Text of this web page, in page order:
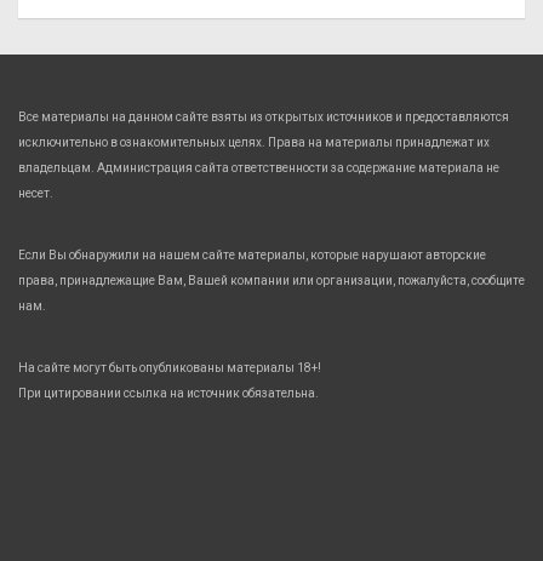
Все материалы на данном сайте взяты из открытых источников и предоставляются
исключительно в ознакомительных целях. Права на материалы принадлежат их
владельцам. Администрация сайта ответственности за содержание материала не
несет.
Если Вы обнаружили на нашем сайте материалы, которые нарушают авторские
права, принадлежащие Вам, Вашей компании или организации, пожалуйста, сообщите
нам.
На сайте могут быть опубликованы материалы 18+!
При цитировании ссылка на источник обязательна.